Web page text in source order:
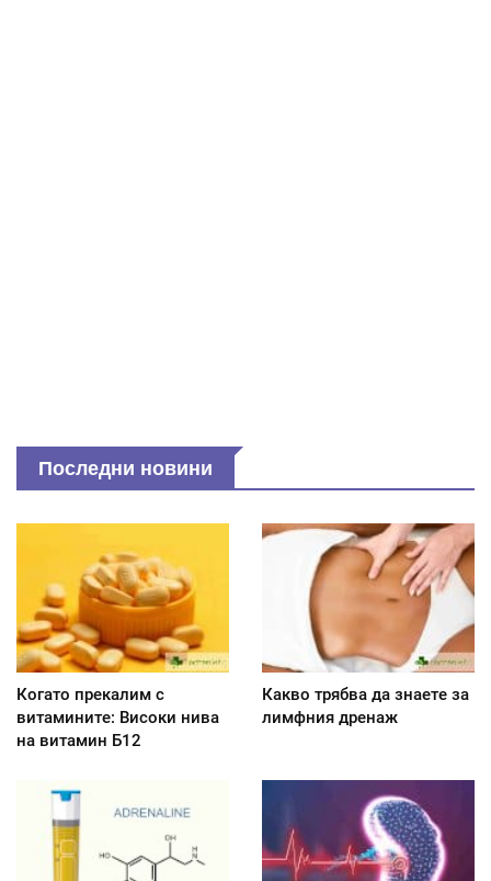
Последни новини
Когато прекалим с
витамините: Високи нива
на витамин Б12
Какво трябва да знаете за
лимфния дренаж